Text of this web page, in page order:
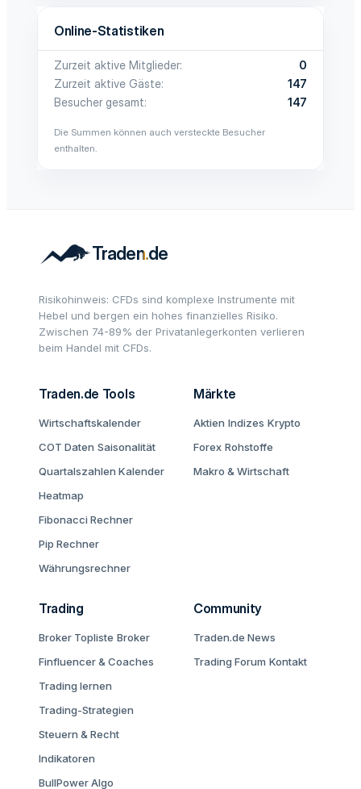
Online-Statistiken
Zurzeit aktive Mitglieder
0
Zurzeit aktive Gäste
147
Besucher gesamt
147
Die Summen können auch versteckte Besucher
enthalten.
Risikohinweis: CFDs sind komplexe Instrumente mit
Hebel und bergen ein hohes finanzielles Risiko.
Zwischen 74-89% der Privatanlegerkonten verlieren
beim Handel mit CFDs.
Traden.de Tools
Wirtschaftskalender
COT Daten Saisonalität
Quartalszahlen Kalender
Heatmap
Fibonacci Rechner
Pip Rechner
Währungsrechner
Märkte
Aktien Indizes Krypto
Forex Rohstoffe
Makro & Wirtschaft
Trading
Broker Topliste Broker
Finfluencer & Coaches
Trading lernen
Trading-Strategien
Steuern & Recht
Indikatoren
BullPower Algo
Community
Traden.de News
Trading Forum Kontakt